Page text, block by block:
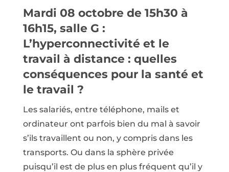
Mardi 08 octobre de 15h30 à
16h15, salle G :
L’hyperconnectivité et le
travail à distance : quelles
conséquences pour la santé et
le travail ?
Les salariés, entre téléphone, mails et
ordinateur ont parfois bien du mal à savoir
s’ils travaillent ou non, y compris dans les
transports. Ou dans la sphère privée
puisqu’il est de plus en plus fréquent qu’il y